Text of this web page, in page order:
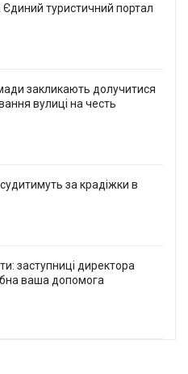
туристичний портал
закликають долучитися
вулиці на честь
за крадіжки в
заступниці директора
ваша допомога